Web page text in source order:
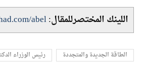
اللينك المختصرللمقال:abel
الطاقة الجديدة والمتجددة رئيس الوزراء